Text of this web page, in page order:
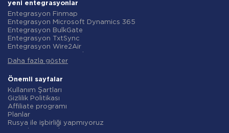
Entegrasyon ClickUp
Entegrasyon Airtable
Entegrasyon Google Contacts
Entegrasyon OpenAI (ChatGPT)
Entegrasyon Instagram
Entegrasyon ActiveCampaign
Entegrasyon Typeform
Entegrasyon Salesforce CRM
Entegrasyon Notion
Entegrasyon AWeber
Entegrasyon Asana
Entegrasyon ZOHO CRM
Entegrasyon Webhooks
Entegrasyon GetResponse
yeni entegrasyonlar
Entegrasyon Finmap
Entegrasyon Microsoft Dynamics 365
Entegrasyon BulkGate
Entegrasyon TxtSync
Entegrasyon Wire2Air
Entegrasyon Infobip
Entegrasyon AtomPark
Entegrasyon TXTImpact
Entegrasyon Campaign Monitor
Entegrasyon CM.com
Entegrasyon D7 Networks
Entegrasyon SMS.to
Entegrasyon SMSGlobal
Daha fazla göster
Önemli sayfalar
Kullanım Şartları
Gizlilik Politikası
Affiliate programı
Planlar
Rusya ile işbirliği yapmıyoruz